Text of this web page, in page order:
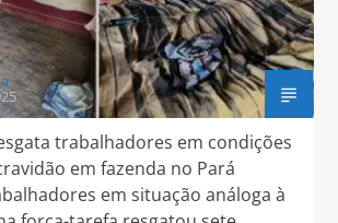
trabalhadores em condições
em fazenda no Pará
em situação análoga à